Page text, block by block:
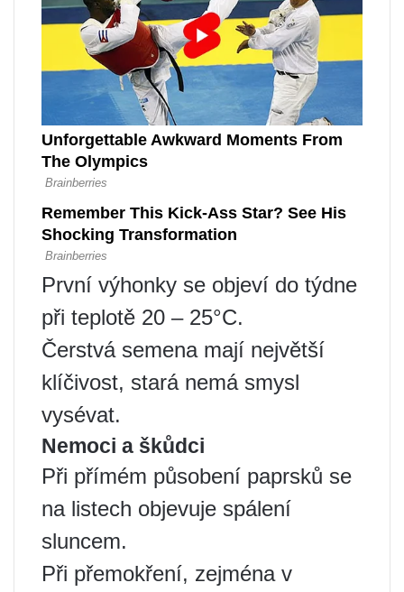
První výhonky se objeví do týdne
při teplotě 20 – 25°C.
Čerstvá semena mají největší
klíčivost, stará nemá smysl
vysévat.
Nemoci a škůdci
Při přímém působení paprsků se
na listech objevuje spálení
sluncem.
Při přemokření, zejména v